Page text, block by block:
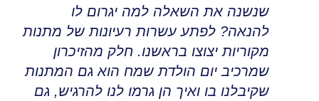
שנשנה את השאלה למה יגרום לו
להנאה? לפתע עשרות רעיונות של מתנות
מקוריות יצוצו בראשנו. חלק מהזיכרון
שמרכיב יום הולדת שמח הוא גם המתנות
שקיבלנו בו ואיך הן גרמו לנו להרגיש, גם